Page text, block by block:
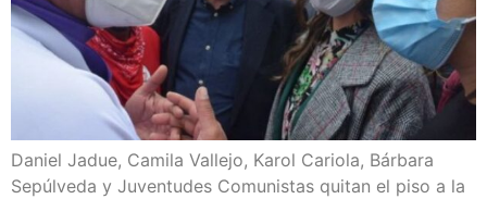
Daniel Jadue, Cami­la Valle­jo, Karol Cario­la, Bár­ba­ra
Sepúl­ve­da y Juven­tu­des Comu­nis­tas qui­tan el piso a la